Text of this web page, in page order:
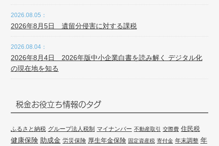
2026.08.05：
2026年8月5日 遺留分侵害に対する課税
2026.08.04：
2026年8月4日 2026年版中小企業白書を読み解く デジタル化
の現在地を知る
税金お役立ち情報のタグ
ふるさと納税 グループ法人税制 マイナンバー 不動産取引 交際費 住民税
健康保険 助成金 労災保険 厚生年金保険 固定資産税 寄付金 年末調整 年